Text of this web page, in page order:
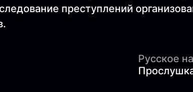
преступлений
Русское